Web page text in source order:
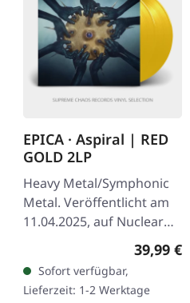
EPICA · Aspiral | RED
GOLD 2LP
Heavy Metal/Symphonic
Metal. Veröffentlicht am
11.04.2025, auf Nuclear
Blast Records. Rot-
Goldenes Doppel-Vinyl im
Gatefold-Cover. Die…
39,99 €
Sofort verfügbar,
Lieferzeit: 1-2 Werktage